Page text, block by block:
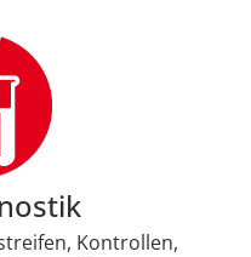
Kontrollen,